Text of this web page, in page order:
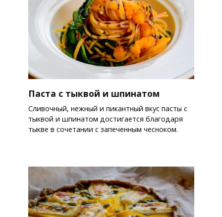
Паста с тыквой и шпинатом
Сливочный, нежный и пикантный вкус пасты с
тыквой и шпинатом достигается благодаря
тыкве в сочетании с запеченным чесноком.